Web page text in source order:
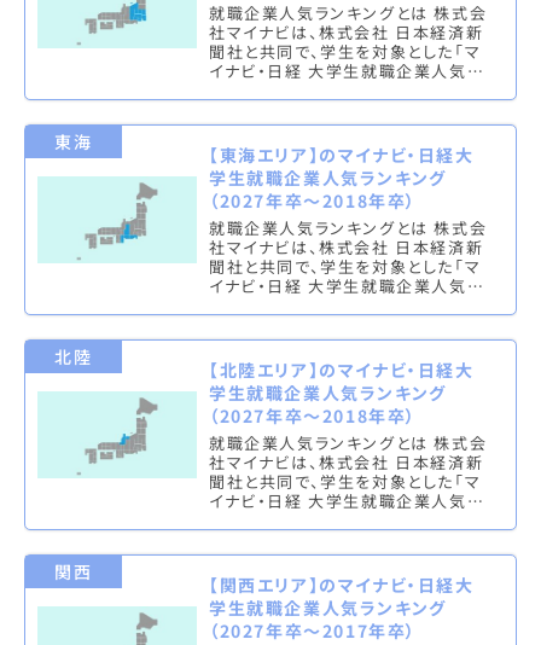
就職企業人気ランキングとは 株式会
社マイナビは、株式会社 日本経済新
聞社と共同で、学生を対象とした「マ
イナビ・日経 大学生就職企業人気ラ
東海
【東海エリア】のマイナビ・日経大
学生就職企業人気ランキング
（2027年卒～2018年卒）
就職企業人気ランキングとは 株式会
社マイナビは、株式会社 日本経済新
聞社と共同で、学生を対象とした「マ
イナビ・日経 大学生就職企業人気ラ
北陸
【北陸エリア】のマイナビ・日経大
学生就職企業人気ランキング
（2027年卒～2018年卒）
就職企業人気ランキングとは 株式会
社マイナビは、株式会社 日本経済新
聞社と共同で、学生を対象とした「マ
イナビ・日経 大学生就職企業人気ラ
関西
【関西エリア】のマイナビ・日経大
学生就職企業人気ランキング
（2027年卒～2017年卒）